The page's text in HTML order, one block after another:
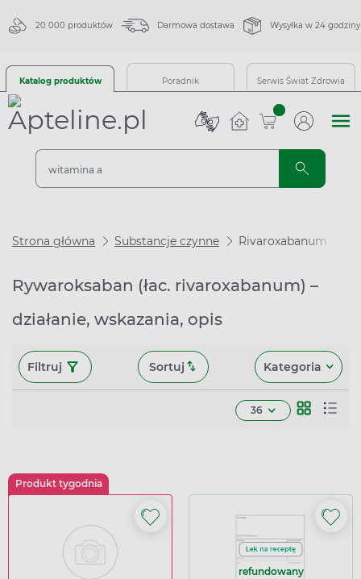
20 000 produktów Darmowa dostawa Wysyłka w 24 godziny
Katalog produktów Poradnik Serwis Świat Zdrowia
sztuk
Strona główna Substancje czynne Rivaroxabanum
Rywaroksaban (łac. rivaroxabanum) –
działanie, wskazania, opis
Filtruj Sortuj Kategoria
36
Produkt tygodnia
refundowany